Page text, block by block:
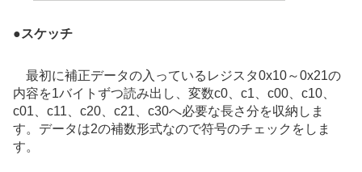
●スケッチ
最初に補正データの入っているレジスタ0x10～0x21の
内容を1バイトずつ読み出し、変数c0、c1、c00、c10、
c01、c11、c20、c21、c30へ必要な長さ分を収納しま
す。データは2の補数形式なので符号のチェックをしま
す。